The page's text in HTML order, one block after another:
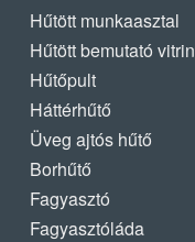
Hűtött munkaasztal
Hűtött bemutató vitrin
Hűtőpult
Háttérhűtő
Üveg ajtós hűtő
Borhűtő
Fagyasztó
Fagyasztóláda